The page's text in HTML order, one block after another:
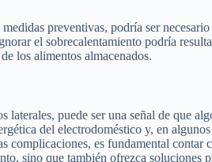
preventivas, podría ser
el sobrecalentamiento podría
los alimentos almacenados.
puede ser una señal de que
del electrodoméstico y, en
complicaciones, es fundamental contar
sino que también ofrezca soluciones